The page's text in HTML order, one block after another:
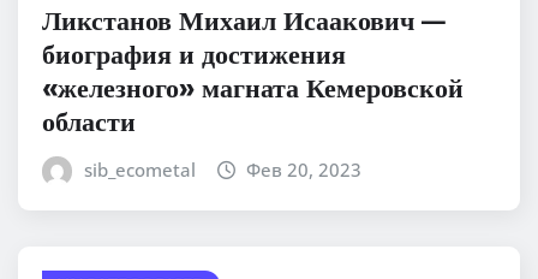
Ликстанов Михаил Исаакович —
биография и достижения
«железного» магната Кемеровской
области
sib_ecometal Фев 20, 2023